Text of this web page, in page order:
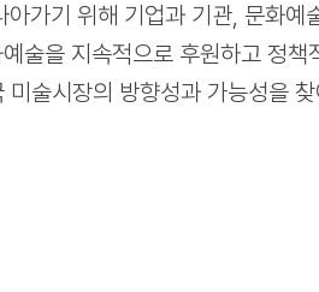
가기 위해 기업과 기관, 문화
술을 지속적으로 후원하고 정
술시장의 방향성과 가능성을